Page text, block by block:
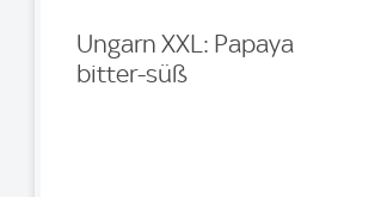
Ungarn XXL: Papaya
bitter-süß